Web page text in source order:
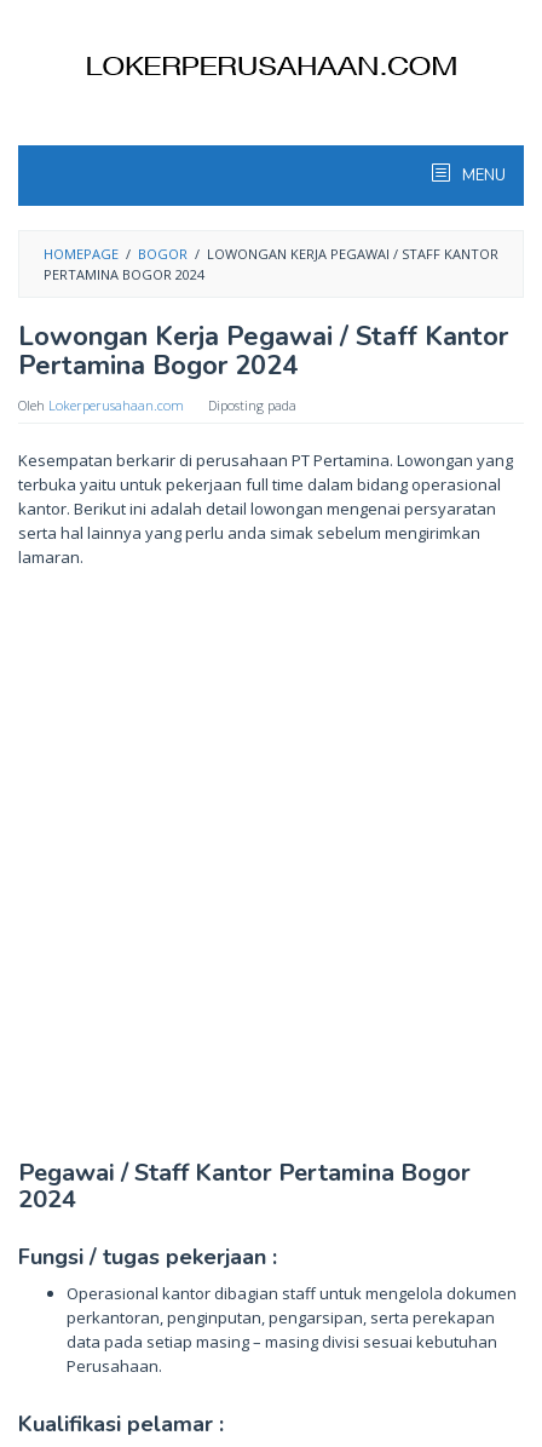
MENU
HOMEPAGE / BOGOR / LOWONGAN KERJA PEGAWAI / STAFF KANTOR
PERTAMINA BOGOR 2024
Lowongan Kerja Pegawai / Staff Kantor
Pertamina Bogor 2024
Oleh Lokerperusahaan.com Diposting pada
Kesempatan berkarir di perusahaan PT Pertamina. Lowongan yang
terbuka yaitu untuk pekerjaan full time dalam bidang operasional
kantor. Berikut ini adalah detail lowongan mengenai persyaratan
serta hal lainnya yang perlu anda simak sebelum mengirimkan
lamaran.
Pegawai / Staff Kantor Pertamina Bogor
2024
Fungsi / tugas pekerjaan :
Operasional kantor dibagian staff untuk mengelola dokumen
perkantoran, penginputan, pengarsipan, serta perekapan
data pada setiap masing – masing divisi sesuai kebutuhan
Perusahaan.
Kualifikasi pelamar :